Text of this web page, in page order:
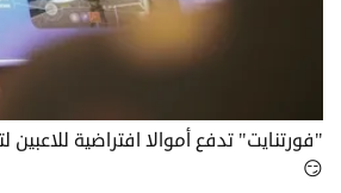
"فورتنايت" تدفع أموالا افتراضية
😏